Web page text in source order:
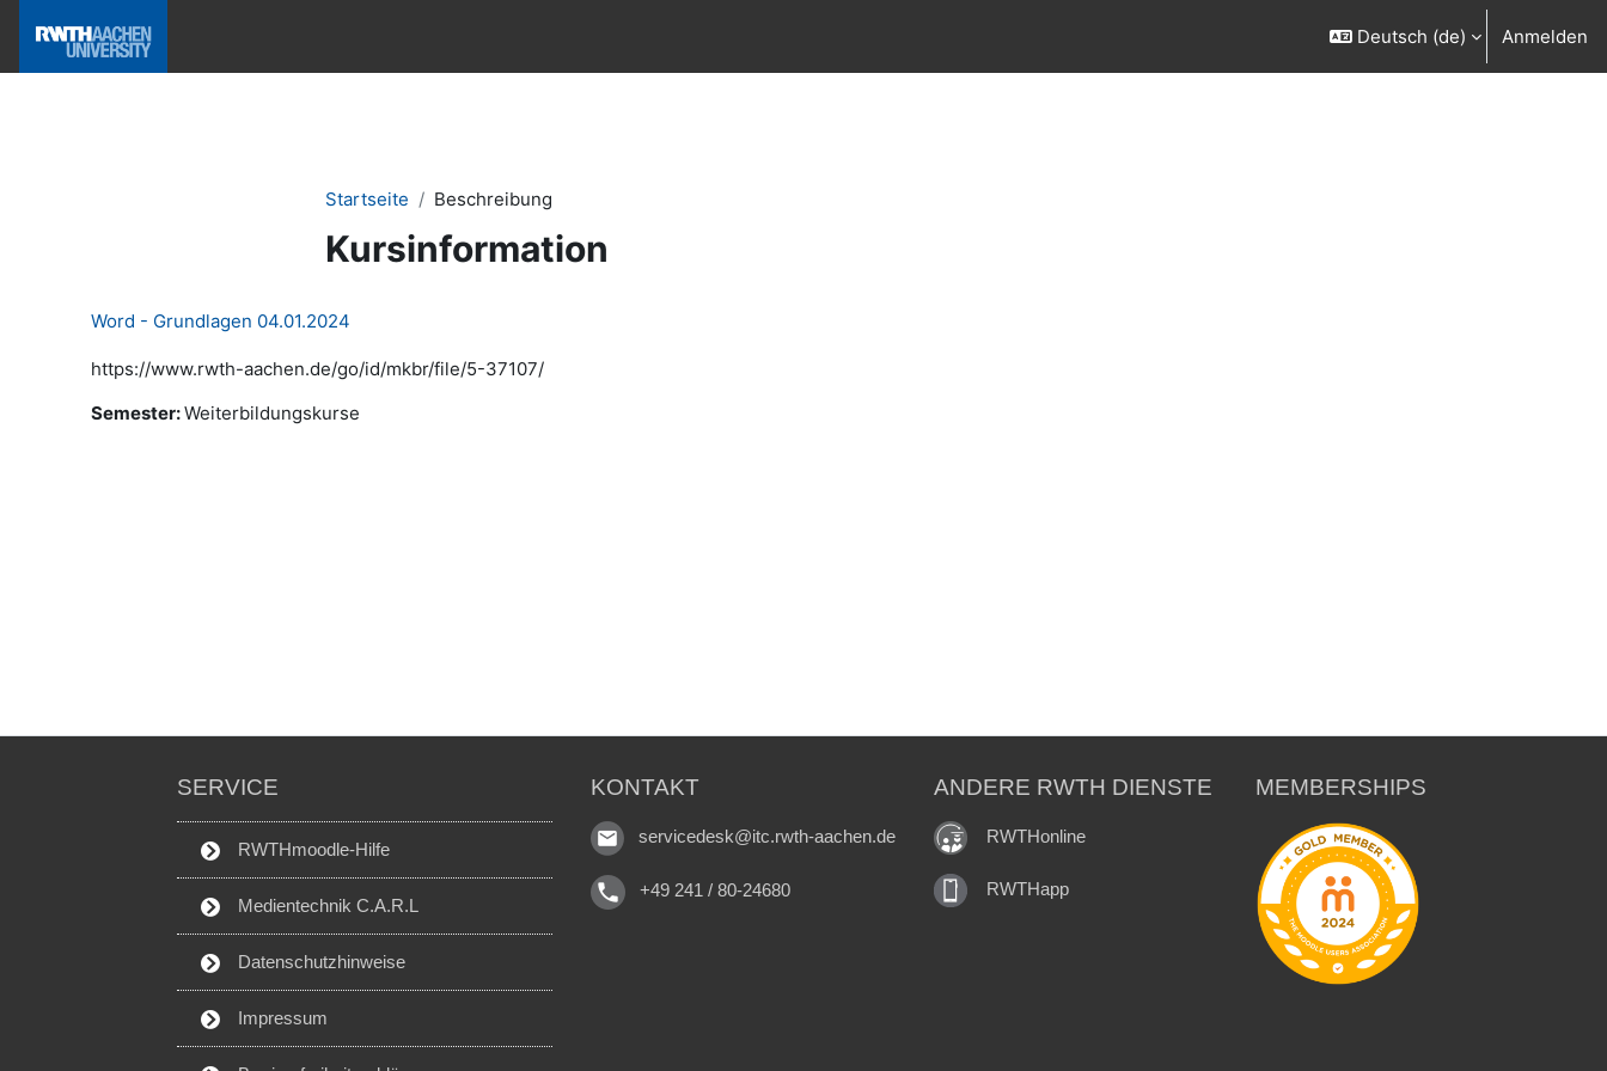
Deutsch ‎(de)‎ Anmelden
Startseite Beschreibung
Kursinformation
Word - Grundlagen 04.01.2024
https://www.rwth-aachen.de/go/id/mkbr/file/5-37107/
Semester:Weiterbildungskurse
SERVICE
RWTHmoodle-Hilfe
Medientechnik C.A.R.L
Datenschutzhinweise
Impressum
KONTAKT
servicedesk@itc.rwth-aachen.de
+49 241 / 80-24680
ANDERE RWTH DIENSTE
RWTHonline
RWTHapp
MEMBERSHIPS